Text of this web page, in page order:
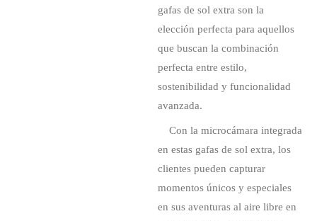
gafas de sol extra son la
elección perfecta para aquellos
que buscan la combinación
perfecta entre estilo,
sostenibilidad y funcionalidad
avanzada.
Con la microcámara integrada
en estas gafas de sol extra, los
clientes pueden capturar
momentos únicos y especiales
en sus aventuras al aire libre en